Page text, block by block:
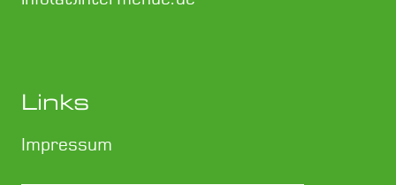
Links
Impressum